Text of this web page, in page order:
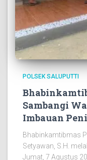
POLSEK SALUPUTTI
Sambangi
Imbauan
Bhabinkamtibmas
Setyawan, S.H.
Jumat, 7 Agustus